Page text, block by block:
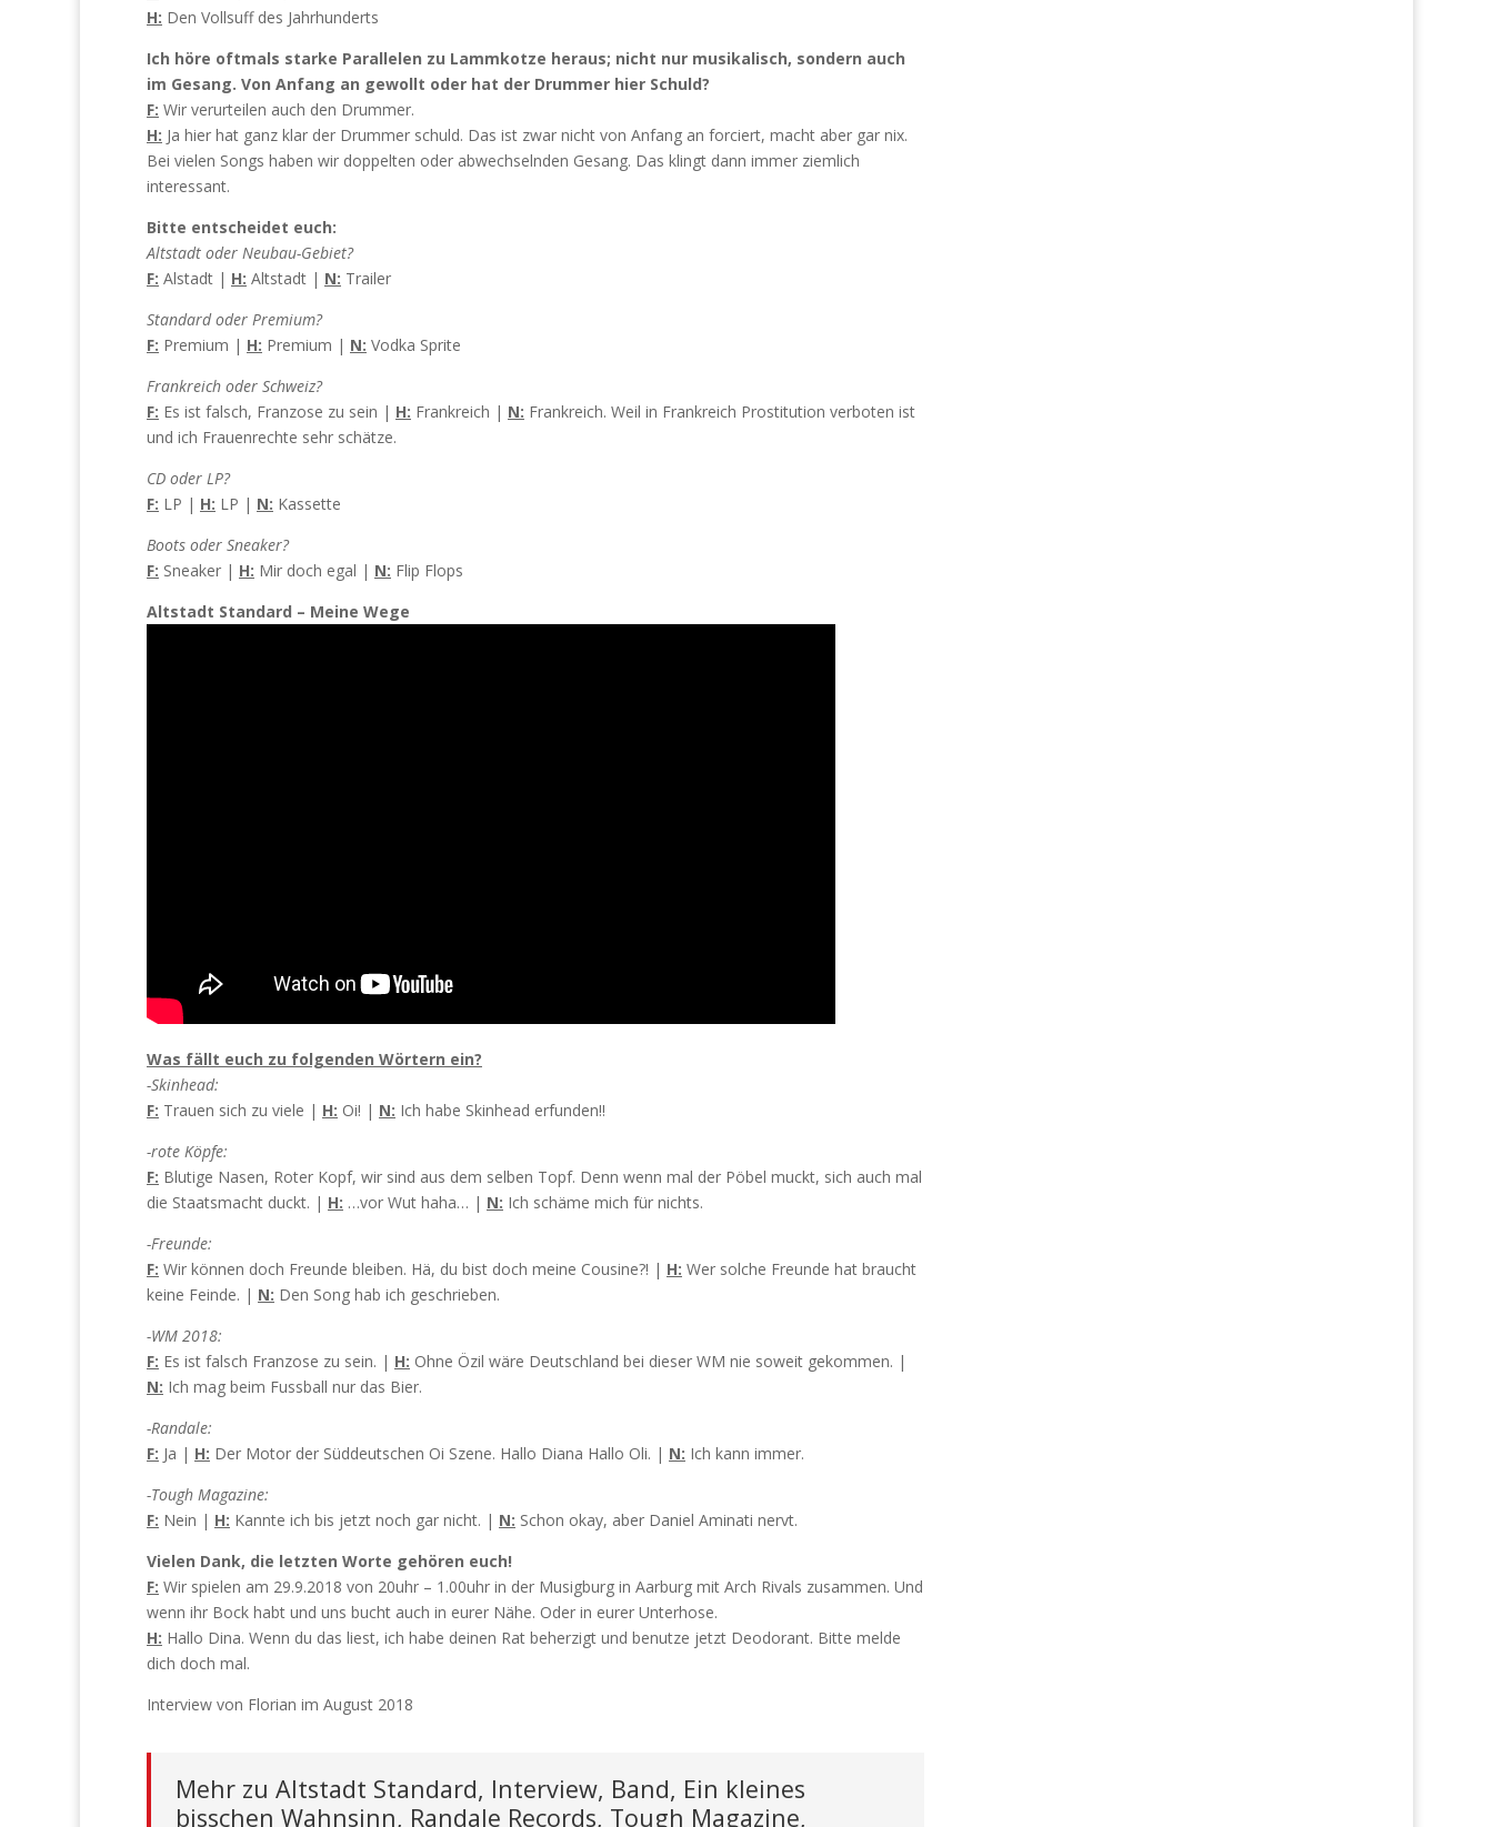
H: Den Vollsuff des Jahrhunderts
Ich höre oftmals starke Parallelen zu Lammkotze heraus; nicht nur musikalisch, sondern auch
im Gesang. Von Anfang an gewollt oder hat der Drummer hier Schuld?
F: Wir verurteilen auch den Drummer.
H: Ja hier hat ganz klar der Drummer schuld. Das ist zwar nicht von Anfang an forciert, macht aber gar nix.
Bei vielen Songs haben wir doppelten oder abwechselnden Gesang. Das klingt dann immer ziemlich
interessant.
Bitte entscheidet euch:
Altstadt oder Neubau-Gebiet?
F: Alstadt | H: Altstadt | N: Trailer
Standard oder Premium?
F: Premium | H: Premium | N: Vodka Sprite
Frankreich oder Schweiz?
F: Es ist falsch, Franzose zu sein | H: Frankreich | N: Frankreich. Weil in Frankreich Prostitution verboten ist
und ich Frauenrechte sehr schätze.
CD oder LP?
F: LP | H: LP | N: Kassette
Boots oder Sneaker?
F: Sneaker | H: Mir doch egal | N: Flip Flops
Altstadt Standard – Meine Wege
Was fällt euch zu folgenden Wörtern ein?
-Skinhead:
F: Trauen sich zu viele | H: Oi! | N: Ich habe Skinhead erfunden!!
-rote Köpfe:
F: Blutige Nasen, Roter Kopf, wir sind aus dem selben Topf. Denn wenn mal der Pöbel muckt, sich auch mal
die Staatsmacht duckt. | H: …vor Wut haha… | N: Ich schäme mich für nichts.
-Freunde:
F: Wir können doch Freunde bleiben. Hä, du bist doch meine Cousine?! | H: Wer solche Freunde hat braucht
keine Feinde. | N: Den Song hab ich geschrieben.
-WM 2018:
F: Es ist falsch Franzose zu sein. | H: Ohne Özil wäre Deutschland bei dieser WM nie soweit gekommen. |
N: Ich mag beim Fussball nur das Bier.
-Randale:
F: Ja | H: Der Motor der Süddeutschen Oi Szene. Hallo Diana Hallo Oli. | N: Ich kann immer.
-Tough Magazine:
F: Nein | H: Kannte ich bis jetzt noch gar nicht. | N: Schon okay, aber Daniel Aminati nervt.
Vielen Dank, die letzten Worte gehören euch!
F: Wir spielen am 29.9.2018 von 20uhr – 1.00uhr in der Musigburg in Aarburg mit Arch Rivals zusammen. Und
wenn ihr Bock habt und uns bucht auch in eurer Nähe. Oder in eurer Unterhose.
H: Hallo Dina. Wenn du das liest, ich habe deinen Rat beherzigt und benutze jetzt Deodorant. Bitte melde
dich doch mal.
Interview von Florian im August 2018
Mehr zu Altstadt Standard, Interview, Band, Ein kleines
bisschen Wahnsinn, Randale Records, Tough Magazine,